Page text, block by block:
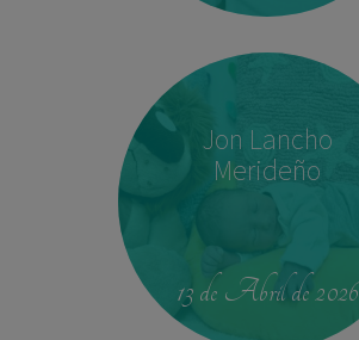
Jon Lancho
Merideño
13 de Abril de 2026